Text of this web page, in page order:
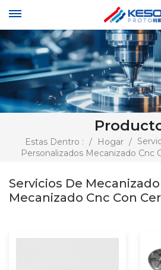
Estas Dentro : / Hogar /
Personalizados Mecanizado Cnc
Servicios De
Mecanizado Cnc Con